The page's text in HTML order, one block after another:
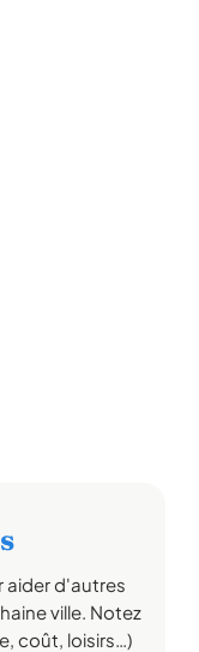
aider d'autres
ville. Notez
coût, loisirs…)